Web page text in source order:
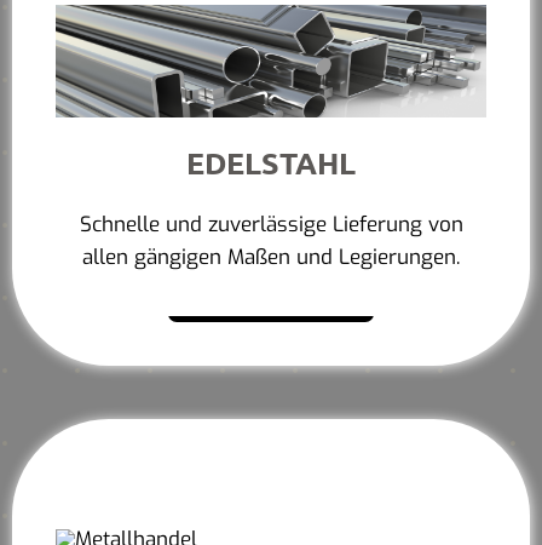
EDELSTAHL
Schnelle und zuverlässige Lieferung von
allen gängigen Maßen und Legierungen.